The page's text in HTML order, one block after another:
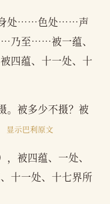
处……色处……声
至……被一蕴、
四蕴、十一处、十
。被多少不摄？被
显示巴利原文
被四蕴、一处、
十一处、十七界所